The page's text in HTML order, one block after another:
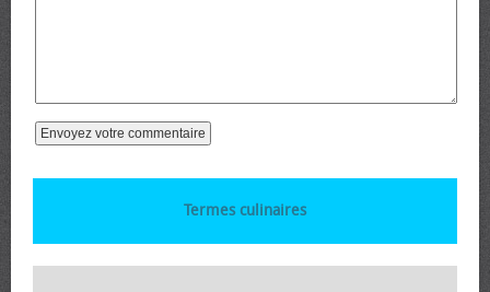
Termes culinaires